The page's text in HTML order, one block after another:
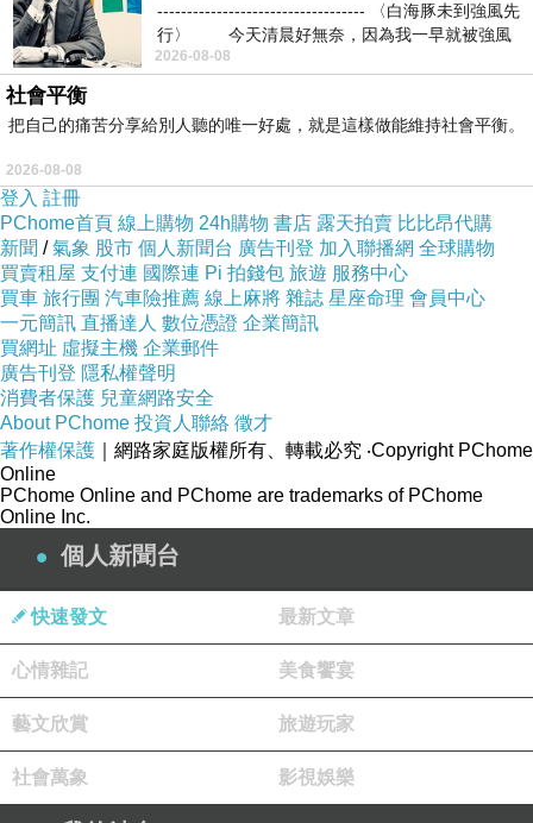
----------------------------------- 〈白海豚未到強風先
行〉 今天清晨好無奈，因為我一早就被強風
2026-08-08
社會平衡
把自己的痛苦分享給別人聽的唯一好處，就是這樣做能維持社會平衡。
2026-08-08
登入 註冊
PChome首頁 線上購物 24h購物 書店 露天拍賣 比比昂代購
新聞 /氣象 股市 個人新聞台 廣告刊登 加入聯播網 全球購物
買賣租屋 支付連 國際連 Pi 拍錢包 旅遊 服務中心
買車 旅行團 汽車險推薦 線上麻將 雜誌 星座命理 會員中心
一元簡訊 直播達人 數位憑證 企業簡訊
買網址 虛擬主機 企業郵件
廣告刊登 隱私權聲明
消費者保護 兒童網路安全
About PChome 投資人聯絡 徵才
著作權保護 ｜網路家庭版權所有、轉載必究 ‧Copyright PChome
Online
PChome Online and PChome are trademarks of PChome
Online Inc.
個人新聞台
快速發文 最新文章
心情雜記 美食饗宴
藝文欣賞 旅遊玩家
社會萬象 影視娛樂